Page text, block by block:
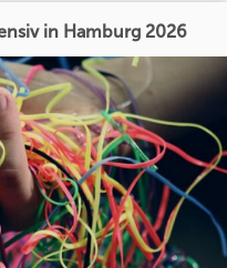
in Hamburg 2026